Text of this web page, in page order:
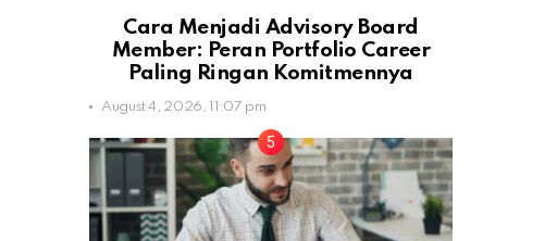
Cara Menjadi Advisory Board
Member: Peran Portfolio Career
Paling Ringan Komitmennya
August 4, 2026, 11:07 pm